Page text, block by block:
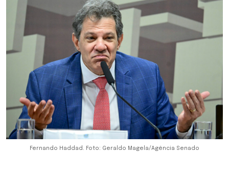
Fernando Haddad. Foto: Geraldo Magela/Agência Senado